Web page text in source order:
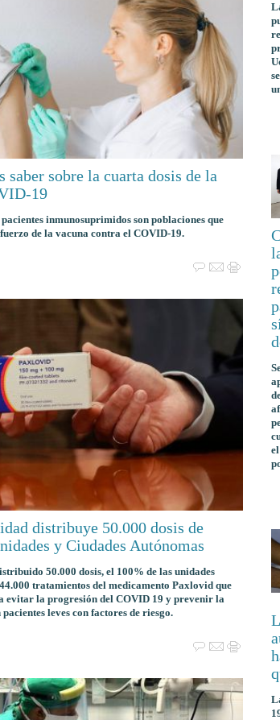
saber sobre la cuarta dosis de la
19
inmunosuprimidos son poblaciones que
de la vacuna contra el COVID-19.
distribuye 50.000 dosis de
y Ciudades Autónomas
50.000 dosis, el 100% de las unidades
tratamientos del medicamento Paxlovid que
evitar la progresión del COVID 19 y prevenir la
leves con factores de riesgo.